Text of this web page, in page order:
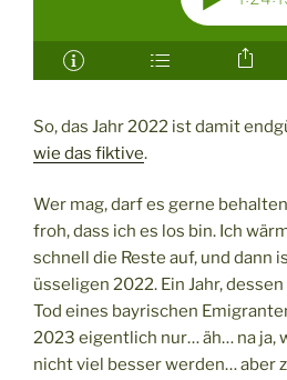
So, das Jahr 2022 ist damit
wie das fiktive.
Wer mag, darf es gerne
froh, dass ich es los bin. Ich
schnell die Reste auf, und dann
üsseligen 2022. Ein Jahr,
Tod eines bayrischen
2023 eigentlich nur… äh… na ja,
nicht viel besser werden… aber